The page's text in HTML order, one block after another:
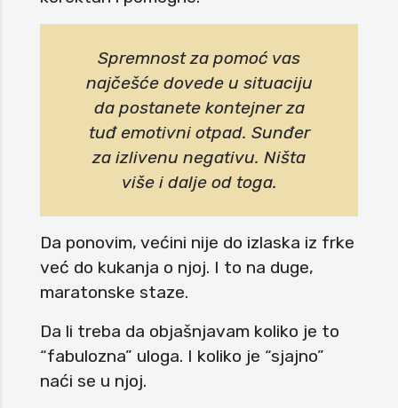
Spremnost za pomoć vas
najčešće dovede u situaciju
da postanete kontejner za
tuđ emotivni otpad. Sunđer
za izlivenu negativu. Ništa
više i dalje od toga.
Da ponovim, većini nije do izlaska iz frke
već do kukanja o njoj. I to na duge,
maratonske staze.
Da li treba da objašnjavam koliko je to
“fabulozna” uloga. I koliko je “sjajno”
naći se u njoj.